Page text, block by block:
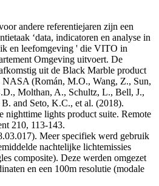
andere referentiejaren zijn een
‘data, indicatoren en analyse in
en leefomgeving ' die VITO in
Omgeving uitvoert. De
uit de Black Marble product
(Román, M.O., Wang, Z., Sun,
Molthan, A., Schultz, L., Bell, J.,
and Seto, K.C., et al. (2018).
lights product suite. Remote
210, 113-143.
Meer specifiek werd gebruik
nachtelijke lichtemissies
composite). Deze werden omgezet
en een 100m resolutie (modale